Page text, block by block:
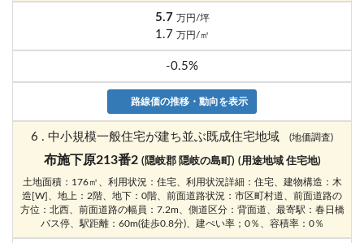
5.7 万円/坪
1.7 万円/㎡
-0.5%
路線価の推移・動向を表示
6 . 中小規模一般住宅が建ち並ぶ既成住宅地域 (地価調査)
布施下原213番2 (隠岐郡 隠岐の島町) (用途地域 住宅地)
土地面積：176㎡、利用状況：住宅、利用状況詳細：住宅、建物構造：木
造[W]、地上：2階、地下：0階、前面道路状況：市区町村道、前面道路の
方位：北西、前面道路の幅員：7.2m、側道区分：背面道、最寄駅：春日橋
バス停、駅距離：60m(徒歩0.8分)、建ぺい率；0％、容積率：0％